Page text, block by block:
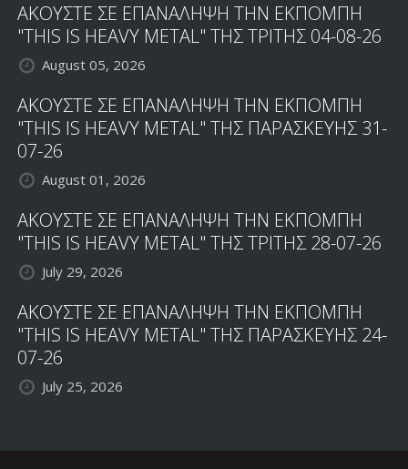
ΑΚΟΥΣΤΕ ΣΕ ΕΠΑΝΑΛΗΨΗ ΤΗΝ ΕΚΠΟΜΠΗ
"THIS IS HEAVY METAL" ΤΗΣ ΤΡΙΤΗΣ 04-08-26
August 05, 2026
ΑΚΟΥΣΤΕ ΣΕ ΕΠΑΝΑΛΗΨΗ ΤΗΝ ΕΚΠΟΜΠΗ
"THIS IS HEAVY METAL" ΤΗΣ ΠΑΡΑΣΚΕΥΗΣ 31-
07-26
August 01, 2026
ΑΚΟΥΣΤΕ ΣΕ ΕΠΑΝΑΛΗΨΗ ΤΗΝ ΕΚΠΟΜΠΗ
"THIS IS HEAVY METAL" ΤΗΣ ΤΡΙΤΗΣ 28-07-26
July 29, 2026
ΑΚΟΥΣΤΕ ΣΕ ΕΠΑΝΑΛΗΨΗ ΤΗΝ ΕΚΠΟΜΠΗ
"THIS IS HEAVY METAL" ΤΗΣ ΠΑΡΑΣΚΕΥΗΣ 24-
07-26
July 25, 2026